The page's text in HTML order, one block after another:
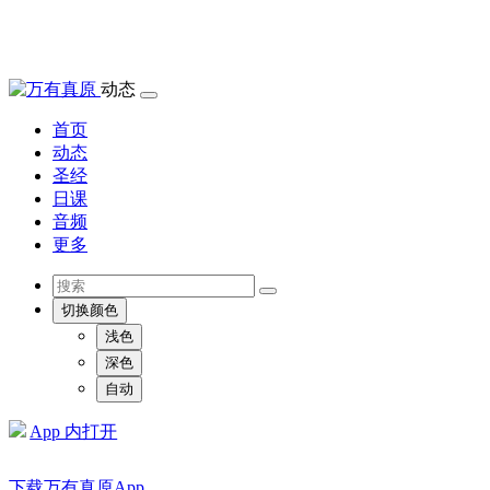
动态
首页
动态
圣经
日课
音频
更多
切换颜色
浅色
深色
自动
App 内打开